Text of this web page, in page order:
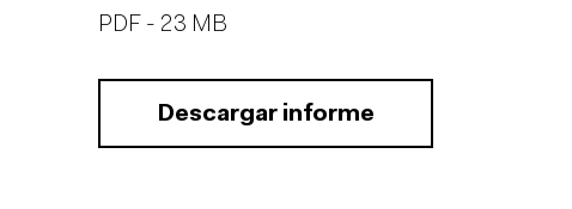
PDF - 23 MB
Descargar informe